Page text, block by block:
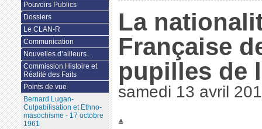
La
Française
pupilles de
samedi 13 avril
Pouvoirs Publics
Dossiers
Le CLAN-R
Communication
Nouvelles d’ailleurs...
Commission Histoire et
Réalité des Faits
Points de vue
Bernard Lugan-
Culpabilisation et Ethno-
masochisme - 17 octobre
1961